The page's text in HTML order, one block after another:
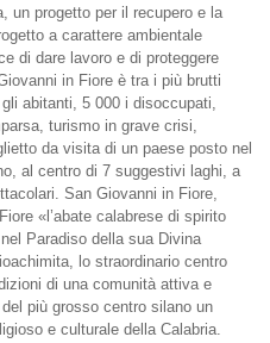
un progetto per il recupero e la
a carattere ambientale
di dare lavoro e di proteggere
in Fiore è tra i più brutti
abitanti, 5 000 i disoccupati,
turismo in grave crisi,
da visita di un paese posto nel
al centro di 7 suggestivi laghi, a
San Giovanni in Fiore,
«l’abate calabrese di spirito
Paradiso della sua Divina
lo straordinario centro
di una comunità attiva e
più grosso centro silano un
e culturale della Calabria.